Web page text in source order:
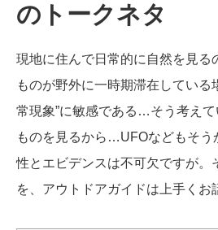
のトークネタ
現地に住んで日常的に自然を見る
ものが野外に一時期滞在している
常現象”に敏感である…そう考え
ものを見るから…UFOなどもそう
性とエビデンスは不可欠ですが。
を、アウトドアガイドは上手くお